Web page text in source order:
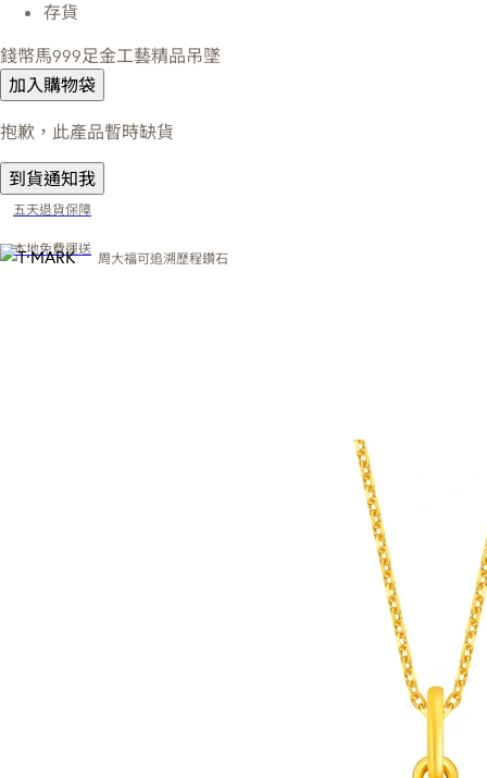
存貨
錢幣馬999足金工藝精品吊墜
加入購物袋
抱歉，此產品暫時缺貨
到貨通知我
五天退貨保障
本地免費運送
周大福可追溯歷程鑽石